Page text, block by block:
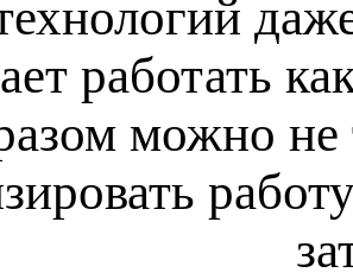
работать
можно не